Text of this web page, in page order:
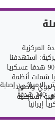
المركزية
استهدفنا
نحو 90 هدفا عسكريا
شملت أنظمة
جوي وأصولا
الساحلية
الاميركي: إصابة
حوالي 140 هدفاً
إيرانياً